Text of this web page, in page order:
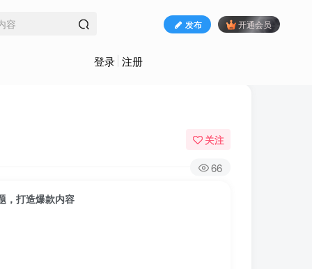
发布 开通会员
登录 注册
关注
66
，打造爆款内容